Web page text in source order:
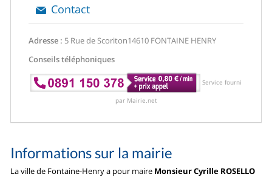
Contact
Adresse : 5 Rue de Scoriton14610 FONTAINE HENRY
Conseils téléphoniques
Service fourni
par Mairie.net
Informations sur la mairie
La ville de Fontaine-Henry a pour maire Monsieur Cyrille ROSELLO